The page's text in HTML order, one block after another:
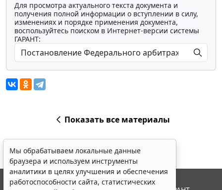
Для просмотра актуального текста документа и
получения полной информации о вступлении в силу,
изменениях и порядке применения документа,
воспользуйтесь поиском в Интернет-версии системы
ГАРАНТ:
Показать все материалы
Мы обрабатываем локальные данные
браузера и используем инструменты
аналитики в целях улучшения и обеспечения
работоспособности сайта, статистических